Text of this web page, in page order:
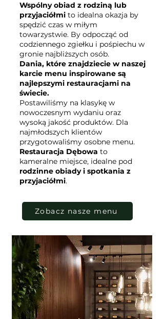
Wspólny obiad z rodziną lub
przyjaciółmi to idealna okazja by
spędzić czas w miłym
towarzystwie. By odpocząć od
codziennego zgiełku i pośpiechu w
gronie najbliższych osób.
Dania, które znajdziecie w naszej
karcie menu inspirowane są
najlepszymi restauracjami na
świecie.
Postawiliśmy na klasykę w
nowoczesnym wydaniu oraz
wysoką jakość produktów. Dla
najmłodszych klientów
przygotowaliśmy osobne menu.
Restauracja Dębowa to
kameralne miejsce, idealne pod
rodzinne obiady i spotkania z
przyjaciółmi.
Zobacz nasze menu